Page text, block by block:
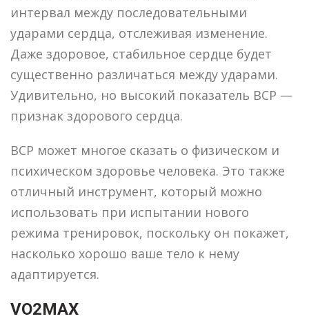
интервал между последовательными
ударами сердца, отслеживая изменение.
Даже здоровое, стабильное сердце будет
существенно различаться между ударами.
Удивительно, но высокий показатель ВСР —
признак здорового сердца.
ВСР может многое сказать о физическом и
психическом здоровье человека. Это также
отличный инструмент, который можно
использовать при испытании нового
режима тренировок, поскольку он покажет,
насколько хорошо ваше тело к нему
адаптируется.
VO2MAX